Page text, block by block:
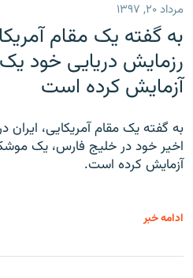
مرداد ۲۰, ۱۳۹۷
به گفته یک مقام
رزمایش دریایی خود
آزمایش کرده است
به گفته یک مقام آمریکایی، ایران
اخیر خود در خلیج فارس، یک
آزمایش کرده است.
ادامه خبر